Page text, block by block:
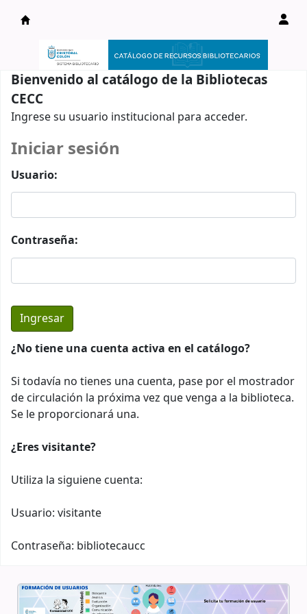
Catálogo en línea
Bienvenido al catálogo de la Bibliotecas
CECC
Ingrese su usuario institucional para acceder.
Iniciar sesión
Usuario:
Contraseña:
¿No tiene una cuenta activa en el catálogo?
Si todavía no tienes una cuenta, pase por el mostrador
de circulación la próxima vez que venga a la biblioteca.
Se le proporcionará una.
¿Eres visitante?
Utiliza la siguiene cuenta:
Usuario: visitante
Contraseña: bibliotecaucc